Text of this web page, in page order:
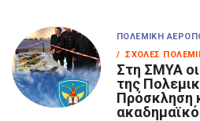
ΠΟΛΕΜΙΚΉ
/ ΣΧΟΛΈΣ
Στη ΣΜΥΑ
της
Πρόσκληση